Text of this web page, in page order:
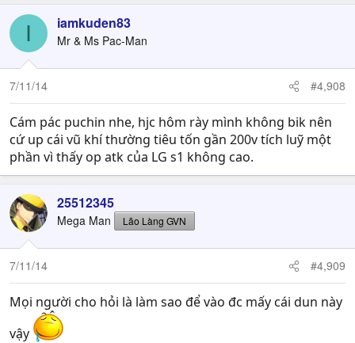
I iamkuden83
Mr & Ms Pac-Man
7/11/14 #4,908
Cám pác puchin nhe, hjc hôm rày mình không bik nên
cứ up cái vũ khí thường tiêu tốn gần 200v tích luỹ một
phần vì thấy op atk của LG s1 không cao.
25512345
Mega Man Lão Làng GVN
7/11/14 #4,909
Mọi người cho hỏi là làm sao để vào đc mấy cái dun này
vậy